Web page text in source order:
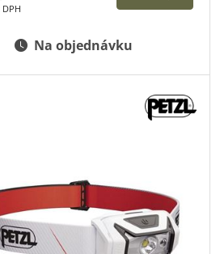
Na objednávku